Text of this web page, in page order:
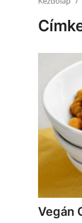
Receptek
Vegán